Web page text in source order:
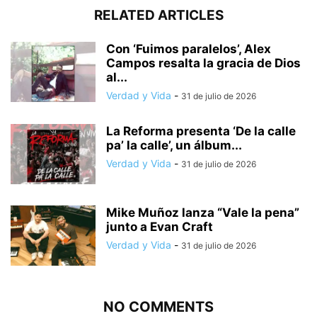
RELATED ARTICLES
Con ‘Fuimos paralelos’, Alex
Campos resalta la gracia de Dios
al...
Verdad y Vida - 31 de julio de 2026
La Reforma presenta ‘De la calle
pa’ la calle’, un álbum...
Verdad y Vida - 31 de julio de 2026
Mike Muñoz lanza “Vale la pena”
junto a Evan Craft
Verdad y Vida - 31 de julio de 2026
NO COMMENTS